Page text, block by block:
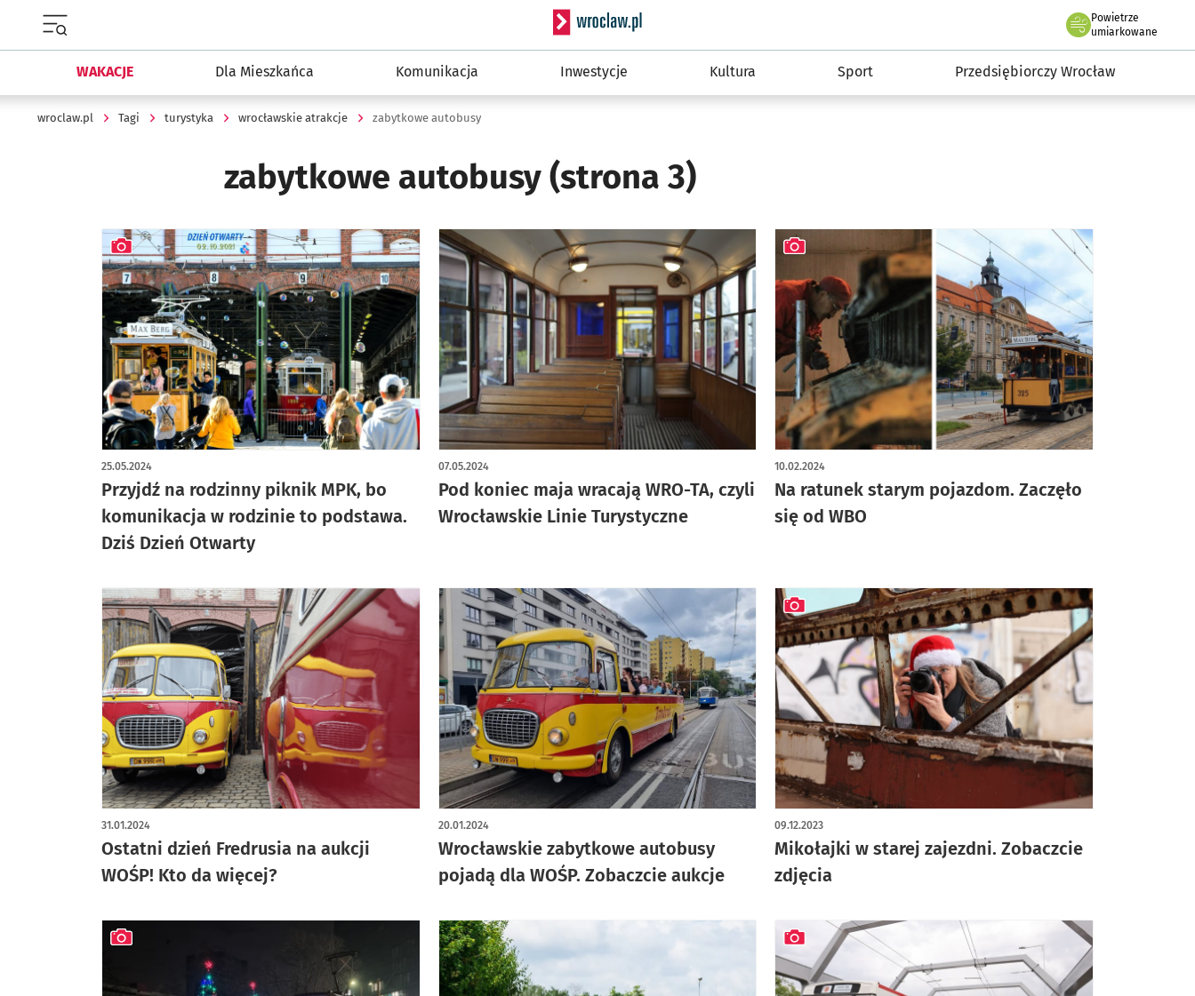
Serwis informacyjny wroclaw.pl
Powietrze
we Wrocławiu
umiarkowane
WAKACJE Dla Mieszkańca Komunikacja Inwestycje Kultura Sport Przedsiębiorczy Wrocław
wroclaw.pl Tagi turystyka wrocławskie atrakcje zabytkowe autobusy
zabytkowe autobusy(strona 3)
Przyjdź na rodzinny piknik MPK, bo
komunikacja w rodzinie to podstawa.
Dziś Dzień Otwarty
25.05.2024
artykuł z galerią zdjęć
Pod koniec maja wracają WRO-TA, czyli
Wrocławskie Linie Turystyczne
07.05.2024
Na ratunek starym pojazdom. Zaczęło
się od WBO
10.02.2024
artykuł z galerią zdjęć
Ostatni dzień Fredrusia na aukcji
WOŚP! Kto da więcej?
31.01.2024
Wrocławskie zabytkowe autobusy
pojadą dla WOŚP. Zobaczcie aukcje
20.01.2024
Mikołajki w starej zajezdni. Zobaczcie
zdjęcia
09.12.2023
artykuł z galerią zdjęć